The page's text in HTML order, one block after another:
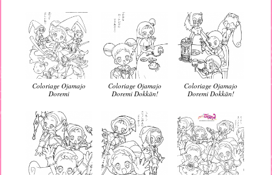
Coloriage Ojamajo
Doremi
Coloriage Ojamajo
Doremi Dokkān!
Coloriage Ojamajo
Doremi Dokkān!